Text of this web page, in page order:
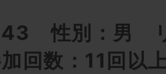
43 性別：男
回数：11回以